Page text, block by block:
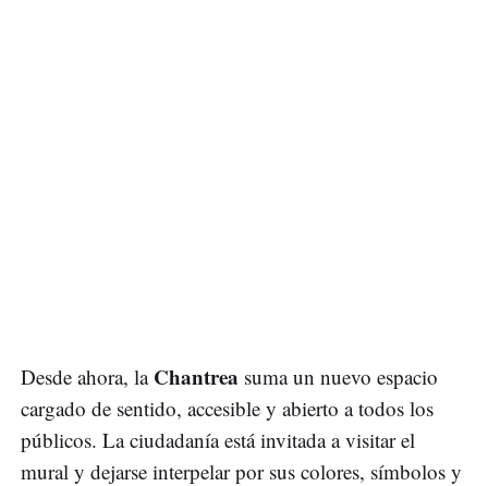
Desde ahora, la Chantrea suma un nuevo espacio
cargado de sentido, accesible y abierto a todos los
públicos. La ciudadanía está invitada a visitar el
mural y dejarse interpelar por sus colores, símbolos y